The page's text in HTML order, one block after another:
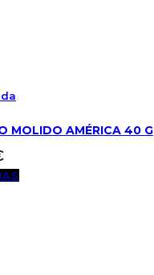
MOLIDO AMÉRICA 40 G